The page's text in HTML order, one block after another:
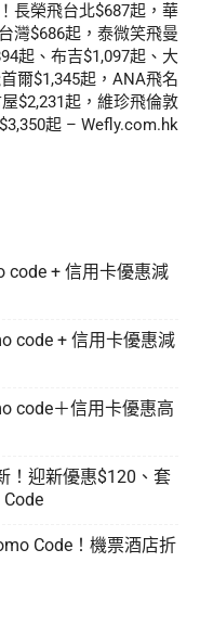
長榮飛台北$687起，華
灣$686起，泰微笑飛曼
起、布吉$1,097起、大
爾$1,345起，ANA飛名
$2,231起，維珍飛倫敦
$3,350起 – Wefly.com.hk
code + 信用卡優惠減
code + 信用卡優惠減
code＋信用卡優惠高
！迎新優惠$120、套
Code！機票酒店折